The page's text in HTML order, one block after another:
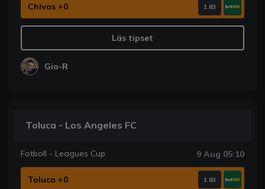
Chivas +0 1.83
Läs tipset
Gio-R
Toluca - Los Angeles FC
Fotboll - Leagues Cup 9 Aug 05:10
Toluca +0 1.83